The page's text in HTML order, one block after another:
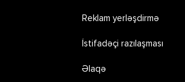
Reklam yerləşdirmə
İstifadəçi razılaşması
Əlaqə